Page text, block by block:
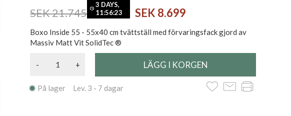
SEK 21.745
3 DAYS,
11:56:22
SEK 8.699
Boxo Inside 55 - 55x40 cm tvättställ med förvaringsfack gjord av
Massiv Matt Vit SolidTec ®
- +
På lager Lev. 3 - 7 dagar